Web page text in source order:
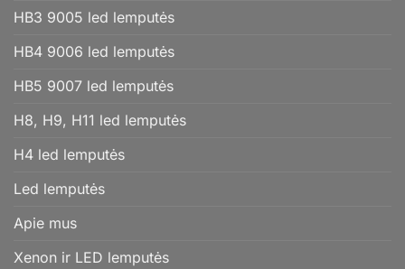
HB3 9005 led lemputės
HB4 9006 led lemputės
HB5 9007 led lemputės
H8, H9, H11 led lemputės
H4 led lemputės
Led lemputės
Apie mus
Xenon ir LED lemputės